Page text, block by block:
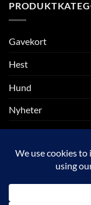
Gavekort
Hest
Hund
Nyheter
Rytter
SALG